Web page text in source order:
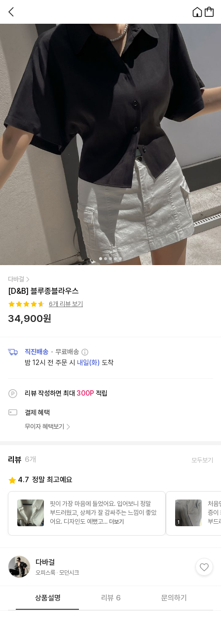
다바걸
[D&B] 블루종블라우스
6개 리뷰 보기
34,900원
직진배송 • 무료배송
밤 12시 전 주문 시 내일(화) 도착
리뷰 작성하면 최대 300P 적립
결제 혜택
무이자 혜택보기
리뷰 6개 모두보기
4.7 정말 최고예요
1
핏이 가장 마음에 들었어요. 입어보니 정말
부드러웠고, 상체가 잘 감싸주는 느낌이 좋았
어요. 디자인도 예뻤고... 더보기 1
처음
증이
부드
다바걸
오피스룩 모던시크
상품설명 리뷰 6 문의하기